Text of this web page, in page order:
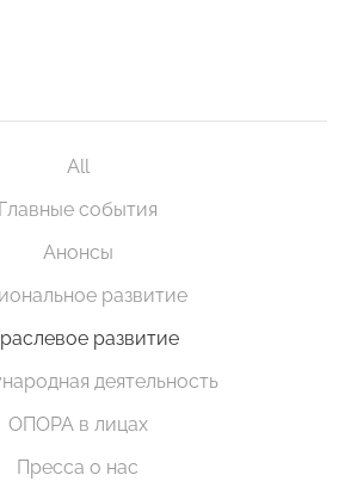
All
Главные события
Анонсы
развитие
развитие
деятельность
ОПОРА в лицах
Пресса о нас